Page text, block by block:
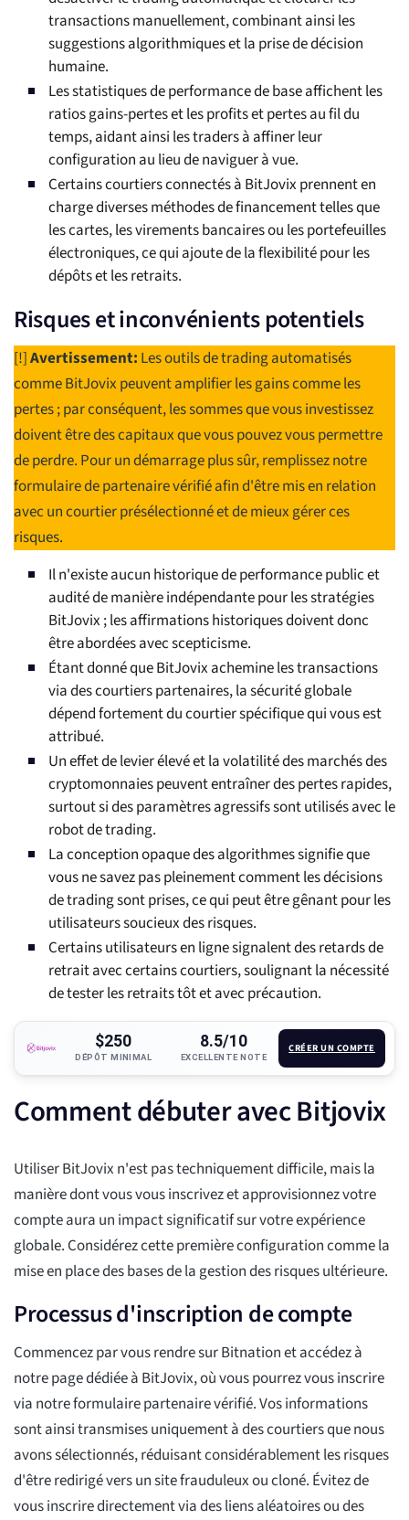
transactions manuellement, combinant ainsi les
suggestions algorithmiques et la prise de décision
humaine.
Les statistiques de performance de base affichent les
ratios gains-pertes et les profits et pertes au fil du
temps, aidant ainsi les traders à affiner leur
configuration au lieu de naviguer à vue.
Certains courtiers connectés à BitJovix prennent en
charge diverses méthodes de financement telles que
les cartes, les virements bancaires ou les portefeuilles
électroniques, ce qui ajoute de la flexibilité pour les
dépôts et les retraits.
Risques et inconvénients potentiels
[!]Avertissement: Les outils de trading automatisés
comme BitJovix peuvent amplifier les gains comme les
pertes ; par conséquent, les sommes que vous investissez
doivent être des capitaux que vous pouvez vous permettre
de perdre. Pour un démarrage plus sûr, remplissez notre
formulaire de partenaire vérifié afin d'être mis en relation
avec un courtier présélectionné et de mieux gérer ces
risques.
Il n'existe aucun historique de performance public et
audité de manière indépendante pour les stratégies
BitJovix ; les affirmations historiques doivent donc
être abordées avec scepticisme.
Étant donné que BitJovix achemine les transactions
via des courtiers partenaires, la sécurité globale
dépend fortement du courtier spécifique qui vous est
attribué.
Un effet de levier élevé et la volatilité des marchés des
cryptomonnaies peuvent entraîner des pertes rapides,
surtout si des paramètres agressifs sont utilisés avec le
robot de trading.
La conception opaque des algorithmes signifie que
vous ne savez pas pleinement comment les décisions
de trading sont prises, ce qui peut être gênant pour les
utilisateurs soucieux des risques.
Certains utilisateurs en ligne signalent des retards de
retrait avec certains courtiers, soulignant la nécessité
de tester les retraits tôt et avec précaution.
$250
DÉPÔT MINIMAL
8.5/10
EXCELLENTE NOTE
CRÉER UN COMPTE
Comment débuter avec Bitjovix
Utiliser BitJovix n'est pas techniquement difficile, mais la
manière dont vous vous inscrivez et approvisionnez votre
compte aura un impact significatif sur votre expérience
globale. Considérez cette première configuration comme la
mise en place des bases de la gestion des risques ultérieure.
Processus d'inscription de compte
Commencez par vous rendre sur Bitnation et accédez à
notre page dédiée à BitJovix, où vous pourrez vous inscrire
via notre formulaire partenaire vérifié. Vos informations
sont ainsi transmises uniquement à des courtiers que nous
avons sélectionnés, réduisant considérablement les risques
d'être redirigé vers un site frauduleux ou cloné. Évitez de
vous inscrire directement via des liens aléatoires ou des